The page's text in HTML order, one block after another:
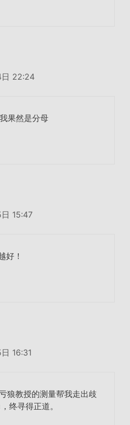
日 22:24
果然是分母
15:47
好！
16:31
狼教授的测量帮我走出歧
终寻得正道。